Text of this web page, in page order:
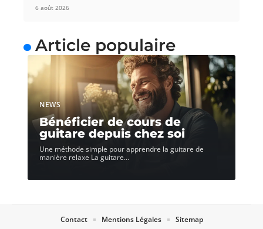
6 août 2026
Article populaire
NEWS
Bénéficier de cours de
guitare depuis chez soi
Une méthode simple pour apprendre la guitare de
manière relaxe La guitare…
Contact Mentions Légales Sitemap